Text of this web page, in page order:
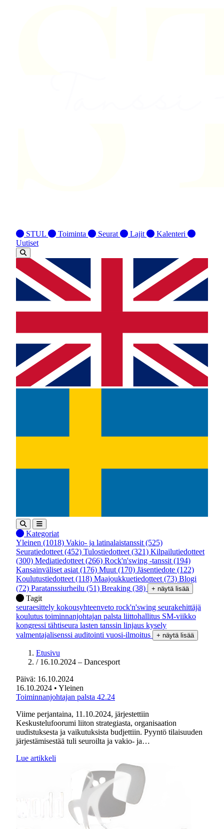
STUL Toiminta Seurat Lajit
Kalenteri
Uutiset
Kategoriat
Yleinen (1018) Vakio- ja latinalaistanssit (525)
Seuratiedotteet (452) Tulostiedotteet (321) Kilpailutiedotteet
(300) Mediatiedotteet (266) Rock'n'swing -tanssit (194)
Kansainväliset asiat (176) Muut (170) Jäsentiedote (122)
Koulutustiedotteet (118) Maajoukkuetiedotteet (73) Blogi
(72) Paratanssiurheilu (51) Breaking (38) + näytä lisää
Tagit
seuraesittely kokousyhteenveto rock'n'swing seurakehittäjä
koulutus toiminnanjohtajan palsta liittohallitus SM-viikko
kongressi tähtiseura lasten tanssin linjaus kysely
valmentajalisenssi auditointi vuosi-ilmoitus + näytä lisää
Etusivu
/ 16.10.2024 – Dancesport
Päivä: 16.10.2024
16.10.2024 • Yleinen
Toiminnanjohtajan palsta 42.24
Viime perjantaina, 11.10.2024, järjestettiin
Keskustelufoorumi liiton strategiasta, organisaation
uudistuksesta ja vaikutuksista budjettiin. Pyyntö tilaisuuden
järjestämisestää tuli seuroilta ja vakio- ja…
Lue artikkeli